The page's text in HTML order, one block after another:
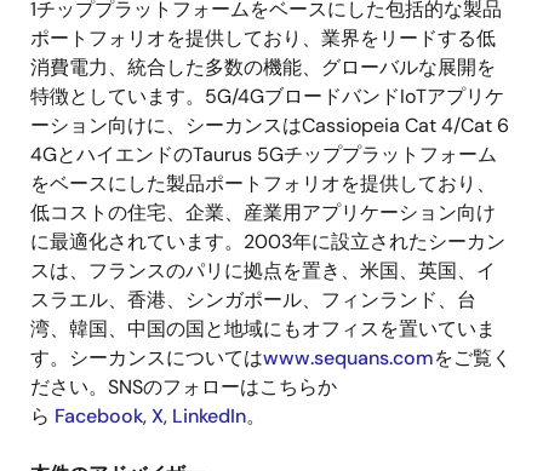
1チッププラットフォームをベースにした包括的な製品
ポートフォリオを提供しており、業界をリードする低
消費電力、統合した多数の機能、グローバルな展開を
特徴としています。 5G/4GブロードバンドIoTアプリケ
ーション向けに、シーカンスはCassiopeia Cat 4/Cat 6
4GとハイエンドのTaurus 5Gチッププラットフォーム
をベースにした製品ポートフォリオを提供しており、
低コストの住宅、企業、産業用アプリケーション向け
に最適化されています。 2003年に設立されたシーカン
スは、フランスのパリに拠点を置き、米国、英国、イ
スラエル、香港、シンガポール、フィンランド、台
湾、韓国、中国の国と地域にもオフィスを置いていま
す。シーカンスについてはwww.sequans.comをご覧く
ださい。 SNSのフォローはこちらか
ら Facebook,X, LinkedIn。